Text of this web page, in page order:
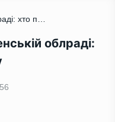
/ Політична криза в Рівненській облраді: хто претендує на владу
облраді: